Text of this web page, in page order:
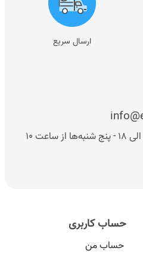
شنبه تا چهارشنبه از ساعت ۱۰ الی ۱۸ - پنج شنبه‌ها از ساعت ۱۰
ارسال سریع
حساب کاربری
حساب من